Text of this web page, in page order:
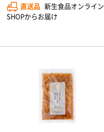
直送品 新生食品オンライン
SHOPからお届け